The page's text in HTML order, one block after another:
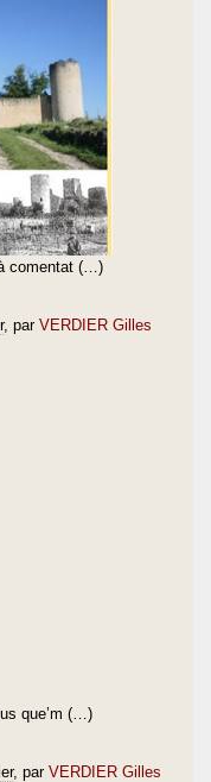
comentat (…)
, par VERDIER Gilles
que’m (…)
, par VERDIER Gilles